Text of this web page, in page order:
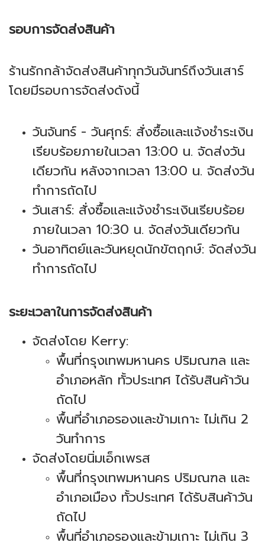
รอบการจัดส่งสินค้า
ร้านรักกล้าจัดส่งสินค้าทุกวันจันทร์ถึงวันเสาร์
โดยมีรอบการจัดส่งดังนี้
วันจันทร์ - วันศุกร์: สั่งซื้อและแจ้งชำระเงิน
เรียบร้อยภายในเวลา 13:00 น. จัดส่งวัน
เดียวกัน หลังจากเวลา 13:00 น. จัดส่งวัน
ทำการถัดไป
วันเสาร์: สั่งซื้อและแจ้งชำระเงินเรียบร้อย
ภายในเวลา 10:30 น. จัดส่งวันเดียวกัน
วันอาทิตย์และวันหยุดนักขัตฤกษ์: จัดส่งวัน
ทำการถัดไป
ระยะเวลาในการจัดส่งสินค้า
จัดส่งโดย Kerry:
พื้นที่กรุงเทพมหานคร ปริมณฑล และ
อำเภอหลัก ทั้วประเทศ ได้รับสินค้าวัน
ถัดไป
พื้นที่อำเภอรองและข้ามเกาะ ไม่เกิน 2
วันทำการ
จัดส่งโดยนิ่มเอ็กเพรส
พื้นที่กรุงเทพมหานคร ปริมณฑล และ
อำเภอเมือง ทั้วประเทศ ได้รับสินค้าวัน
ถัดไป
พื้นที่อำเภอรองและข้ามเกาะ ไม่เกิน 3